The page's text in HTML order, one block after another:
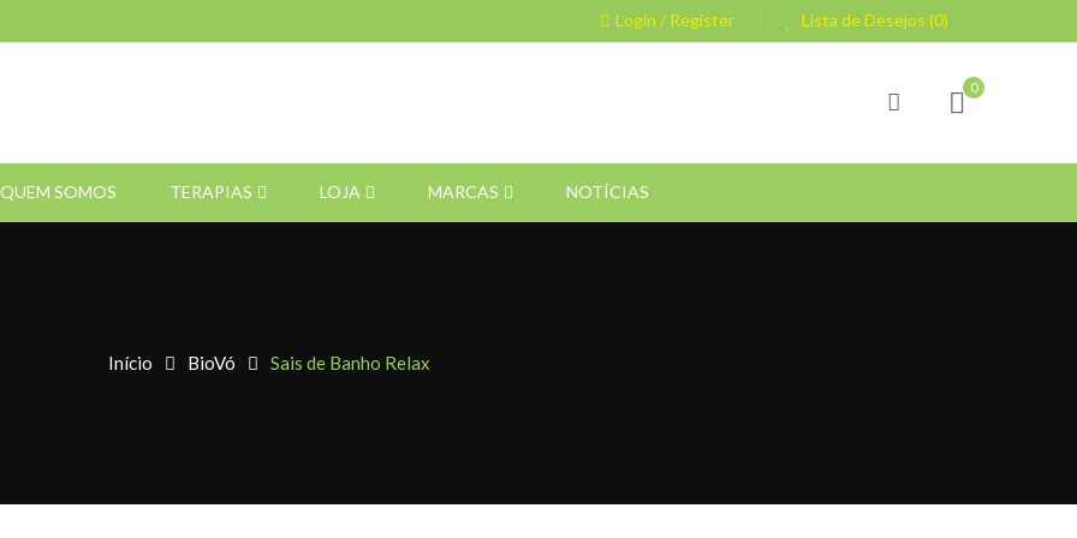
Login / Register Lista de Desejos (0)
0
QUEM SOMOS TERAPIAS LOJA MARCAS NOTÍCIAS
Início BioVó Sais de Banho Relax